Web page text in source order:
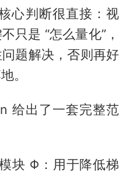
心判断很直接：视
只是 “怎么量化”，
题解决，否则再好
。
给出了一套完整范
块 Φ：用于降低梯